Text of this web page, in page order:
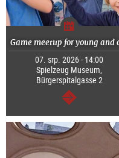
Game meetup for young and
07. srp. 2026 - 14:00
Spielzeug Museum,
Bürgerspitalgasse 2
continue